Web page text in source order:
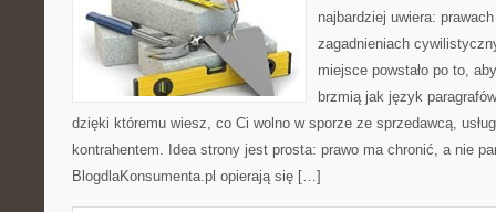
najbardziej uwiera:
zagadnieniach
miejsce powstało po to,
brzmią jak język
dzięki któremu wiesz, co Ci wolno w sporze ze sprzedawcą,
kontrahentem. Idea strony jest prosta: prawo ma chronić, a nie
BlogdlaKonsumenta.pl opierają się […]